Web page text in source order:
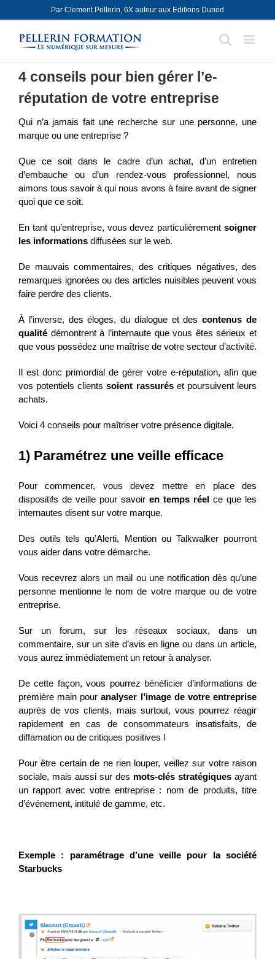
to
content
Par Clement Pellerin, 6X auteur aux Editions Dunod
4 conseils pour bien gérer l’e-
réputation de votre entreprise
Qui n’a jamais fait une recherche sur une personne, une
marque ou une entreprise ?
Que ce soit dans le cadre d’un achat, d’un entretien
d’embauche ou d’un rendez-vous professionnel, nous
aimons tous savoir à qui nous avons à faire avant de signer
quoi que ce soit.
En tant qu’entreprise, vous devez particulièrement soigner
les informations diffusées sur le web.
De mauvais commentaires, des critiques négatives, des
remarques ignorées ou des articles nuisibles peuvent vous
faire perdre des clients.
À l’inverse, des éloges, du dialogue et descontenus de
qualité démontrent à l’internaute que vous êtes sérieux et
que vous possédez une maîtrise de votre secteur d’activité.
Il est donc primordial de gérer votre e-réputation, afin que
vos potentiels clientssoient rassuréset poursuivent leurs
achats.
Voici 4 conseils pour maîtriser votre présence digitale.
1) Paramétrez une veille efficace
Pour commencer, vous devez mettre en place des
dispositifs de veille pour savoir en temps réel ce que les
internautes disent sur votre marque.
Des outils tels qu’Alerti, Mention ou Talkwalker pourront
vous aider dans votre démarche.
Vous recevrez alors un mail ou une notification dès qu’une
personne mentionne le nom de votre marque ou de votre
entreprise.
Sur un forum, sur les réseaux sociaux, dans un
commentaire, sur un site d’avis en ligne ou dans un article,
vous aurez immédiatement un retour à analyser.
De cette façon, vous pourrez bénéficier d’informations de
première main pouranalyser l’image de votre entreprise
auprès de vos clients, mais surtout, vous pourrez réagir
rapidement en cas de consommateurs insatisfaits, de
diffamation ou de critiques positives !
Pour être certain de ne rien louper, veillez sur votre raison
sociale, mais aussi sur des mots-clés stratégiques ayant
un rapport avec votre entreprise : nom de produits, titre
d’événement, intitulé de gamme, etc.
Exemple : paramétrage d’une veille pour la société
Starbucks